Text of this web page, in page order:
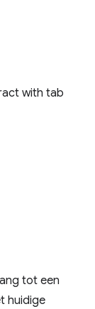
with tab
tot een
huidige